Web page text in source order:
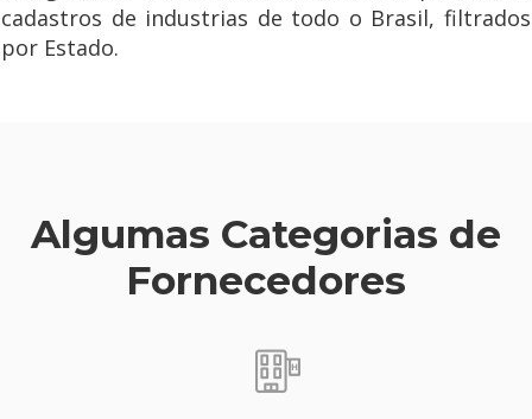
cadastros de industrias de todo o Brasil, filtrados
por Estado.
Algumas Categorias de
Fornecedores